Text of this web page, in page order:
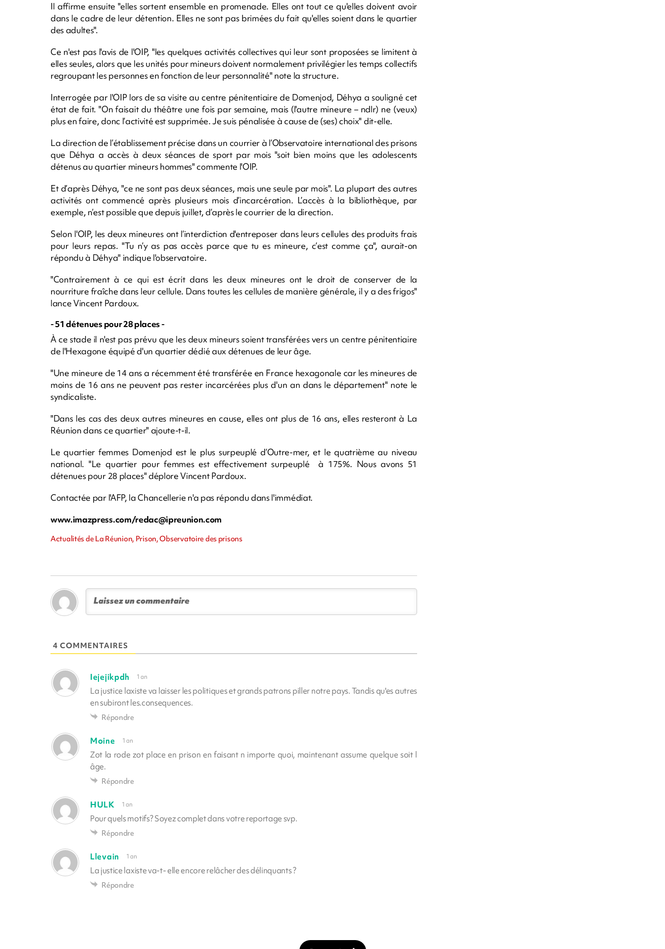
Il affirme ensuite "elles sortent ensemble en promenade. Elles ont tout ce qu'elles doivent avoir
dans le cadre de leur détention. Elles ne sont pas brimées du fait qu'elles soient dans le quartier
des adultes".
Ce n'est pas l'avis de l'OIP, "les quelques activités collectives qui leur sont proposées se limitent à
elles seules, alors que les unités pour mineurs doivent normalement privilégier les temps collectifs
regroupant les personnes en fonction de leur personnalité" note la structure.
Interrogée par l'OIP lors de sa visite au centre pénitentiaire de Domenjod, Déhya a souligné cet
état de fait. "On faisait du théâtre une fois par semaine, mais (l'autre mineure – ndlr) ne (veux)
plus en faire, donc l’activité est supprimée. Je suis pénalisée à cause de (ses) choix" dit-elle.
La direction de l’établissement précise dans un courrier à l’Observatoire international des prisons
que Déhya a accès à deux séances de sport par mois "soit bien moins que les adolescents
détenus au quartier mineurs hommes" commente l'OIP.
Et d’après Déhya, "ce ne sont pas deux séances, mais une seule par mois". La plupart des autres
activités ont commencé après plusieurs mois d’incarcération. L’accès à la bibliothèque, par
exemple, n’est possible que depuis juillet, d’après le courrier de la direction.
Selon l'OIP, les deux mineures ont l’interdiction d'entreposer dans leurs cellules des produits frais
pour leurs repas. "Tu n’y as pas accès parce que tu es mineure, c’est comme ça", aurait-on
répondu à Déhya" indique l'observatoire.
"Contrairement à ce qui est écrit dans les deux mineures ont le droit de conserver de la
nourriture fraîche dans leur cellule. Dans toutes les cellules de manière générale, il y a des frigos"
lance Vincent Pardoux.
- 51 détenues pour 28 places -
À ce stade il n'est pas prévu que les deux mineurs soient transférées vers un centre pénitentiaire
de l'Hexagone équipé d'un quartier dédié aux détenues de leur âge.
"Une mineure de 14 ans a récemment été transférée en France hexagonale car les mineures de
moins de 16 ans ne peuvent pas rester incarcérées plus d'un an dans le département" note le
syndicaliste.
"Dans les cas des deux autres mineures en cause, elles ont plus de 16 ans, elles resteront à La
Réunion dans ce quartier" ajoute-t-il.
Le quartier femmes Domenjod est le plus surpeuplé d’Outre-mer, et le quatrième au niveau
national. "Le quartier pour femmes est effectivement surpeuplé à 175%. Nous avons 51
détenues pour 28 places" déplore Vincent Pardoux.
Contactée par l'AFP, la Chancellerie n'a pas répondu dans l'immédiat.
www.imazpress.com/redac@ipreunion.com
Actualités de La Réunion, Prison, Observatoire des prisons
4 COMMENTAIRES
Iejejikpdh 1 an
La justice laxiste va laisser les politiques et grands patrons piller notre pays. Tandis qu'es autres
en subiront les.consequences.
Répondre
Moine 1 an
Zot la rode zot place en prison en faisant n importe quoi, maintenant assume quelque soit l
âge.
Répondre
HULK 1 an
Pour quels motifs? Soyez complet dans votre reportage svp.
Répondre
Llevain 1 an
La justice laxiste va-t- elle encore relâcher des délinquants ?
Répondre